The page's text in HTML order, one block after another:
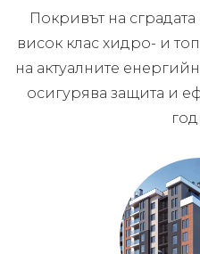
Покривът на
висок клас хидро- и
на актуалните
осигурява защита и